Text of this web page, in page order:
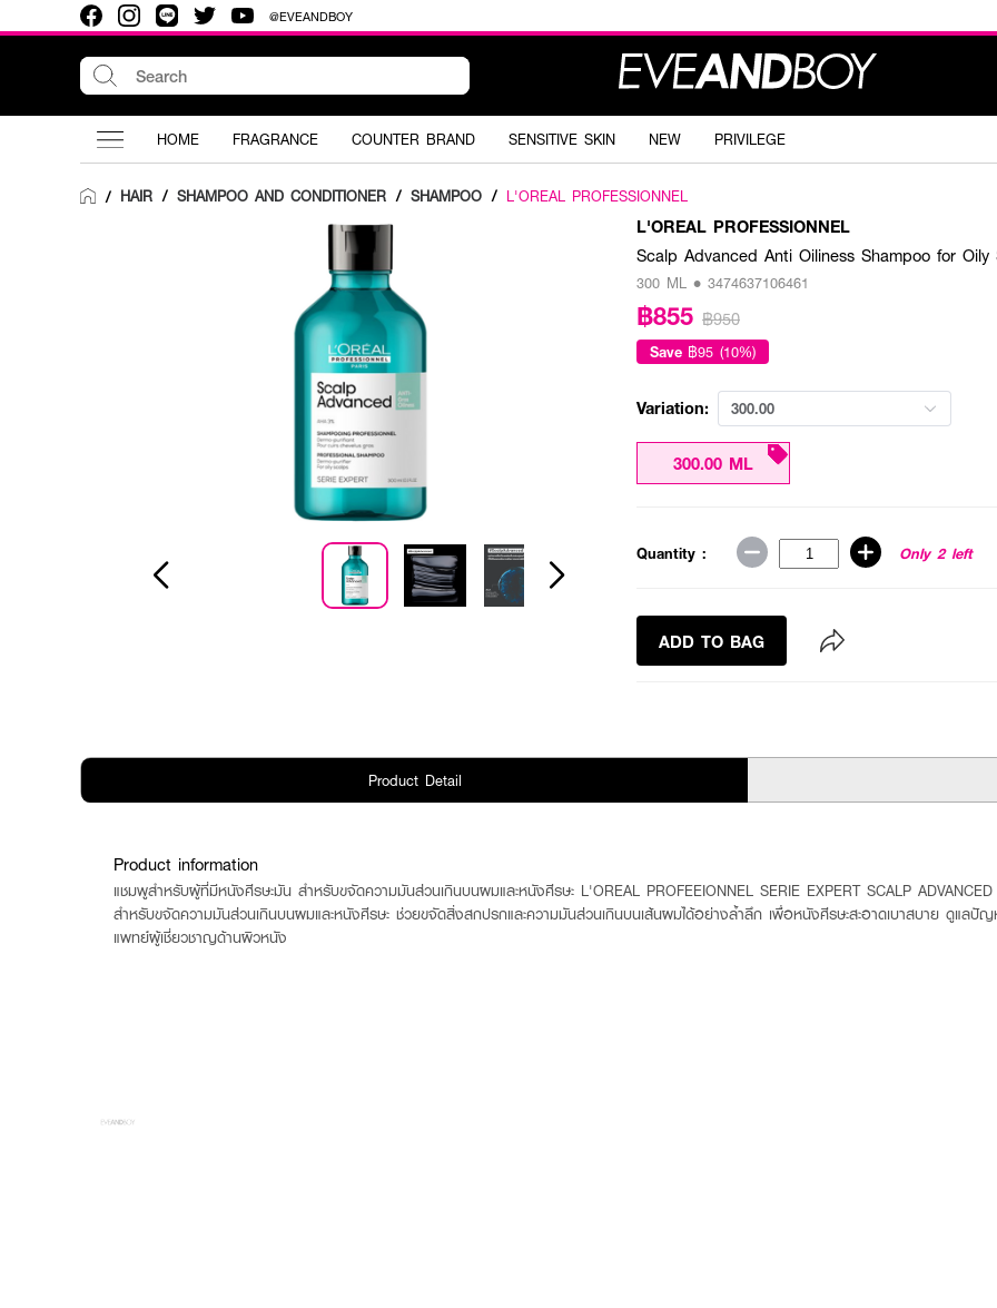
@EVEANDBOY
HOME FRAGRANCE COUNTER BRAND SENSITIVE SKIN NEW PRIVILEGE
/ HAIR / SHAMPOO AND CONDITIONER / SHAMPOO / L'OREAL PROFESSIONNEL
L'OREAL PROFESSIONNEL
Scalp Advanced Anti Oiliness Shampoo for Oily
300 ML • 3474637106461
฿855 ฿950
Save ฿95 (10%)
Variation: 300.00
300.00 ML
Quantity : Only 2 left
ADD TO BAG
Product Detail
Product information
แชมพูสำหรับผู้ที่มีหนังศีรษะมัน สำหรับขจัดความมันส่วนเกินบนผมและหนังศีรษะ L'OREAL PROFEEIONNEL SERIE EXPERT SCALP
สำหรับขจัดความมันส่วนเกินบนผมและหนังศีรษะ ช่วยขจัดสิ่งสกปรกและความมันส่วนเกินบนเส้นผมได้อย่างล้ำลึก เพื่อหนังศีรษะสะอาดเบาสบาย ดูแล
แพทย์ผู้เชี่ยวชาญด้านผิวหนัง